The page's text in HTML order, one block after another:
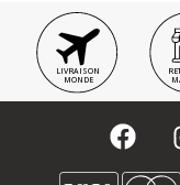
LIVRAISON
MONDE